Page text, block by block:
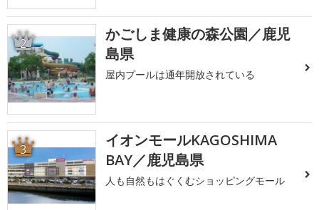
2
かごしま健康の森公園／鹿児
島県
屋内プールは通年開放されている
3
イオンモールKAGOSHIMA
BAY／鹿児島県
人も自然もはぐくむショッピングモール